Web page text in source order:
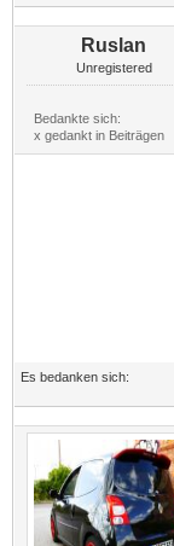
Ruslan
Unregistered
Bedankte sich:
x gedankt in Beiträgen
Es bedanken sich: